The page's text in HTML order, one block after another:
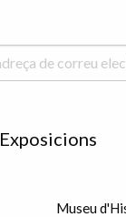
Exposicions
Museu